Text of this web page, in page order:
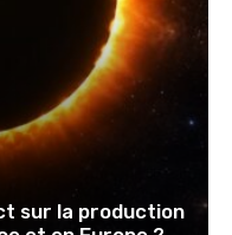
sur la production